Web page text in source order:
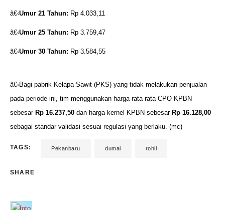
â€‹Umur 21 Tahun: Rp 4.033,11
â€‹Umur 25 Tahun: Rp 3.759,47
â€‹Umur 30 Tahun: Rp 3.584,55
â€‹Bagi pabrik Kelapa Sawit (PKS) yang tidak melakukan penjualan
pada periode ini, tim menggunakan harga rata-rata CPO KPBN
sebesar Rp 16.237,50 dan harga kernel KPBN sebesar Rp 16.128,00
sebagai standar validasi sesuai regulasi yang berlaku. (mc)
TAGS: Pekanbaru dumai rohil
SHARE